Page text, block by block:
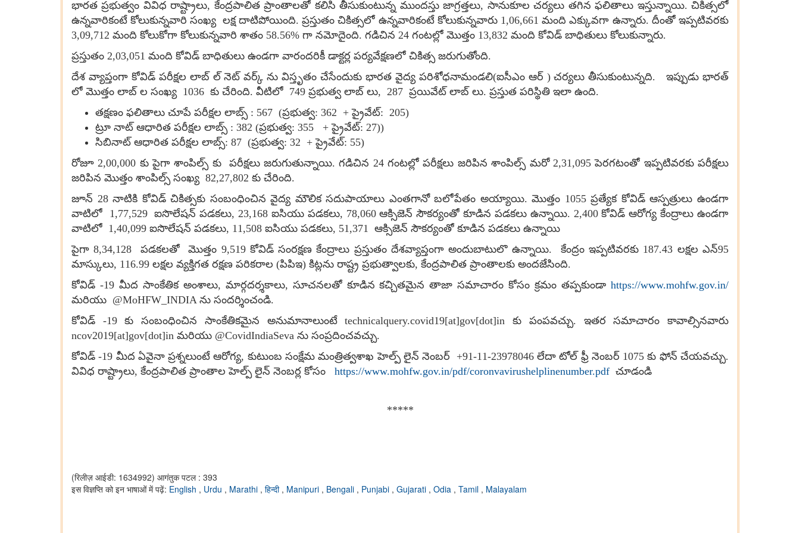
భారత ప్రభుత్వం వివిధ రాష్ట్రాలు, కేంద్రపాలిత ప్రాంతాలతో కలిసి తీసుకుంటున్న ముందస్తు జాగ్రత్తలు, సానుకూల చర్యలు తగిన ఫలితాలు ఇస్తున్నాయి. చికిత్సలో
ఉన్నవారికంటే కోలుకున్నవారి సంఖ్య లక్ష దాటిపోయింది. ప్రస్తుతం చికిత్సలో ఉన్నవారికంటే కోలుకున్నవారు 1,06,661 మంది ఎక్కువగా ఉన్నారు. దీంతో ఇప్పటివరకు
3,09,712 మంది కోలుకోగా కోలుకున్నవారి శాతం 58.56% గా నమోదైంది. గడిచిన 24 గంటల్లో మొత్తం 13,832 మంది కోవిడ్ బాధితులు కోలుకున్నారు.
ప్రస్తుతం 2,03,051 మంది కోవిడ్ బాధితులు ఉండగా వారందరికీ డాక్టర్ల పర్యవేక్షణలో చికిత్స జరుగుతోంది.
దేశ వ్యాప్తంగా కోవిడ్ పరీక్షల లాబ్ ల్ నెట్ వర్క్ ను విస్తృతం చేసేందుకు భారత వైద్య పరిశోధనామండలి(ఐసీఎం ఆర్ ) చర్యలు తీసుకుంటున్నది. ఇప్పుడు భారత్
లో మొత్తం లాబ్ ల సంఖ్య 1036 కు చేరింది. వీటిలో 749 ప్రభుత్వ లాబ్ లు, 287 ప్రయివేట్ లాబ్ లు. ప్రస్తుత పరిస్థితి ఇలా ఉంది.
తక్షణం ఫలితాలు చూపే పరీక్షల లాబ్స్ : 567 (ప్రభుత్వ: 362 + ప్రైవేట్: 205)
ట్రూ నాట్ ఆధారిత పరీక్షల లాబ్స్ : 382 (ప్రభుత్వ: 355 + ప్రైవేట్: 27))
సిబినాట్ ఆధారిత పరీక్షల లాబ్స్: 87 (ప్రభుత్వ: 32 + ప్రైవేట్: 55)
రోజూ 2,00,000 కు పైగా శాంపిల్స్ కు పరీక్షలు జరుగుతున్నాయి. గడిచిన 24 గంటల్లో పరీక్షలు జరిపిన శాంపిల్స్ మరో 2,31,095 పెరగటంతో ఇప్పటివరకు పరీక్షలు
జరిపిన మొత్తం శాంపిల్స్ సంఖ్య 82,27,802 కు చేరింది.
జూన్ 28 నాటికి కోవిడ్ చికిత్సకు సంబంధించిన వైద్య మౌలిక సదుపాయాలు ఎంతగానో బలోపేతం అయ్యాయి. మొత్తం 1055 ప్రత్యేక కోవిడ్ ఆస్పత్రులు ఉండగా
వాటిలో 1,77,529 ఐసొలేషన్ పడకలు,23,168 ఐసియు పడకలు, 78,060 ఆక్సిజెన్ సౌకర్యంతో కూడిన పడకలు ఉన్నాయి. 2,400 కోవిడ్ ఆరోగ్య కేంద్రాలు ఉండగా
వాటిలో 1,40,099 ఐసొలేషన్ పడకలు, 11,508 ఐసియు పడకలు, 51,371 ఆక్సిజెన్ సౌకర్యంతో కూడిన పడకలు ఉన్నాయి
పైగా 8,34,128 పడకలతో మొత్తం 9,519 కోవిడ్ సంరక్షణ కేంద్రాలు ప్రస్తుతం దేశవ్యాప్తంగా అందుబాటులొ ఉన్నాయి. కేంద్రం ఇప్పటివరకు 187.43 లక్షల ఎన్95
మాస్కులు, 116.99 లక్షల వ్యక్తిగత రక్షణ పరికరాల (పిపిఇ) కిట్లను రాష్ట్ర ప్రభుత్వాలకు, కేంద్రపాలిత ప్రాంతాలకు అందజేసింది.
కోవిడ్ -19 మీద సాంకేతిక అంశాలు, మార్గదర్శకాలు, సూచనలతో కూడిన కచ్చితమైన తాజా సమాచారం కోసం క్రమం తప్పకుండాhttps://www.mohfw.gov.in/
మరియు @MoHFW_INDIA ను సందర్శించండి.
కోవిడ్ -19 కు సంబంధించిన సాంకేతికమైన అనుమానాలుంటేtechnicalquery.covid19[at]gov[dot]inకు పంపవచ్చు. ఇతర సమాచారం కావాల్సినవారు
ncov2019[at]gov[dot]in మరియు @CovidIndiaSeva ను సంప్రదించవచ్చు.
కోవిడ్ -19 మీద ఏవైనా ప్రశ్నలుంటే ఆరోగ్య, కుటుంబ సంక్షేమ మంత్రిత్వశాఖ హెల్ప్ లైన్ నెంబర్ +91-11-23978046 లేదా టోల్ ఫ్రీ నెంబర్ 1075 కు ఫోన్ చేయవచ్చు.
వివిధ రాష్ట్రాలు, కేంద్రపాలిత ప్రాంతాల హెల్ప్ లైన్ నెంబర్ల కోసం https://www.mohfw.gov.in/pdf/coronvavirushelplinenumber.pdf చూడండి
*****
(रिलीज़ आईडी: 1634992) आगंतुक पटल : 393
इस विज्ञप्ति को इन भाषाओं में पढ़ें: English , Urdu , Marathi , हिन्दी , Manipuri , Bengali , Punjabi , Gujarati , Odia , Tamil , Malayalam